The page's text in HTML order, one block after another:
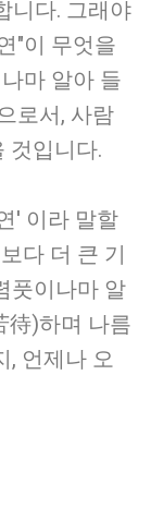
니다. 그래야
"이 무엇을
마 알아 들
로서, 사람
것입니다.
' 이라 말할
다 더 큰 기
풋이나마 알
待)하며 나름
, 언제나 오